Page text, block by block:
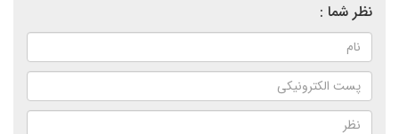
نظر شما :